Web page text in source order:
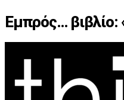
Εμπρός… βιβλίο: